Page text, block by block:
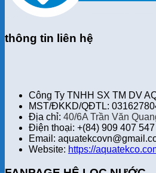
thông tin liên hệ
Công Ty TNHH SX TM DV
MST/ĐKKD/QĐTL:
Địa chỉ: 40/6A Trần Văn
Điện thoại: +(84) 909 407 547
Email:
Website: https://